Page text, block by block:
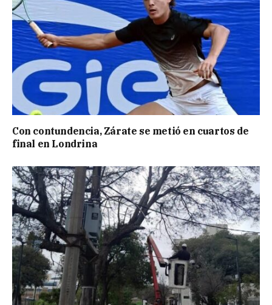
Con contundencia, Zárate se metió en cuartos de
final en Londrina